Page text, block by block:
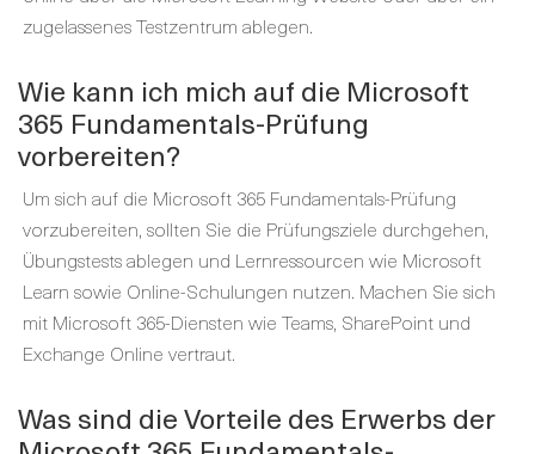
zugelassenes Testzentrum ablegen.
Wie kann ich mich auf die Microsoft
365 Fundamentals-Prüfung
vorbereiten?
Um sich auf die Microsoft 365 Fundamentals-Prüfung
vorzubereiten, sollten Sie die Prüfungsziele durchgehen,
Übungstests ablegen und Lernressourcen wie Microsoft
Learn sowie Online-Schulungen nutzen. Machen Sie sich
mit Microsoft 365-Diensten wie Teams, SharePoint und
Exchange Online vertraut.
Was sind die Vorteile des Erwerbs der